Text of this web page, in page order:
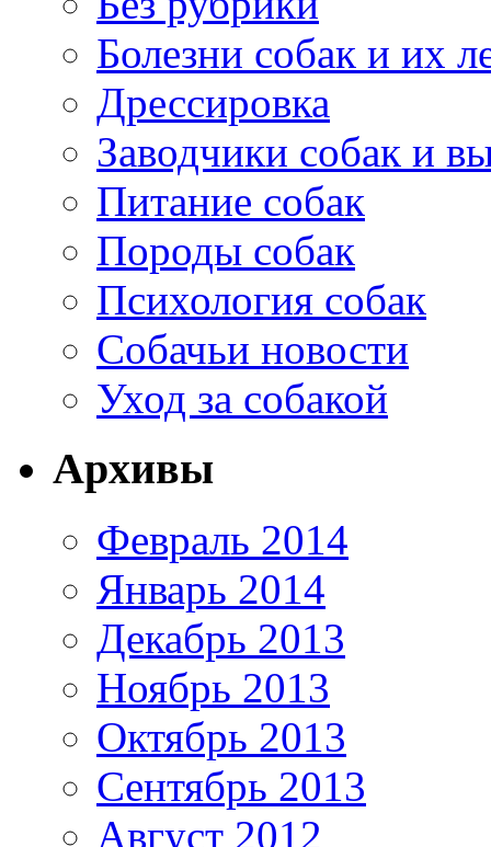
Болезни собак и их
Дрессировка
Заводчики собак и
Питание собак
Породы собак
Психология собак
Собачьи новости
Уход за собакой
Архивы
Февраль 2014
Январь 2014
Декабрь 2013
Ноябрь 2013
Октябрь 2013
Сентябрь 2013
Август 2012